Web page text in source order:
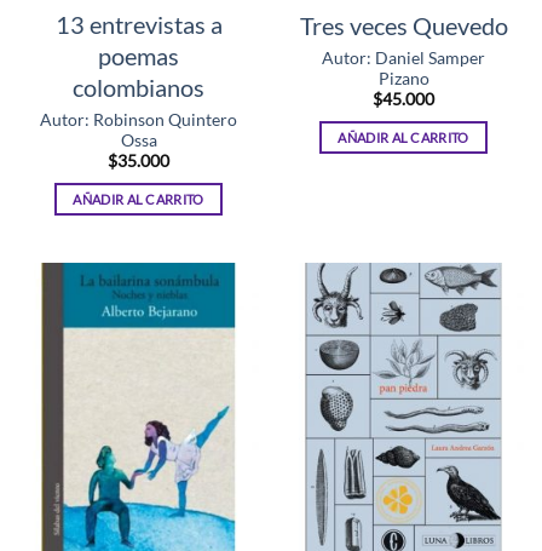
13 entrevistas a
poemas
colombianos
Autor: Robinson Quintero
Ossa
$35.000
AÑADIR AL CARRITO
Tres veces Quevedo
Autor: Daniel Samper
Pizano
$45.000
AÑADIR AL CARRITO